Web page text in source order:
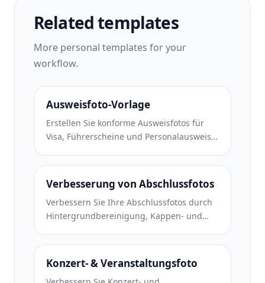
Related templates
More personal templates for your
workflow.
Ausweisfoto-Vorlage
Erstellen Sie konforme Ausweisfotos für
Visa, Führerscheine und Personalausweise
Kopfgröße und
Gesichtsausdrucksanforderungen.
Verbesserung von Abschlussfotos
Verbessern Sie Ihre Abschlussfotos durch
Hintergrundbereinigung, Kappen- und
druckfertige Schärfung von Rahmen und
Ankündigungen.
Konzert- & Veranstaltungsfoto